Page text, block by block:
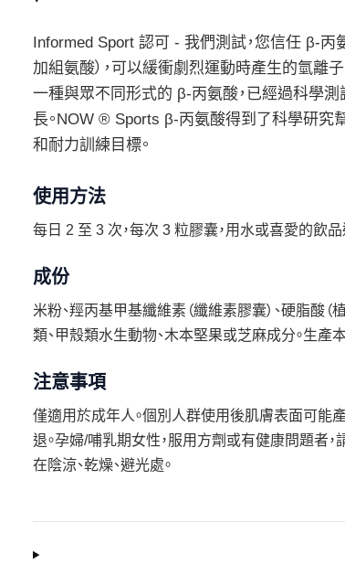
Informed Sport 認可 - 我們測試，您信任 β-
加組氨酸），可以緩衝劇烈運動時產生的氫離
一種與眾不同形式的 β-丙氨酸，已經過科學測
長。NOW ® Sports β-丙氨酸得到了科學研究
和耐力訓練目標。
使用方法
每日 2 至 3 次，每次 3 粒膠囊，用水或喜愛的飲
成份
米粉、羥丙基甲基纖維素（纖維素膠囊）、硬脂酸（
類、甲殼類水生動物、木本堅果或芝麻成分。生
注意事項
僅適用於成年人。個別人群使用後肌膚表面可能
退。孕婦/哺乳期女性，服用方劑或有健康問題者
在陰涼、乾燥、避光處。